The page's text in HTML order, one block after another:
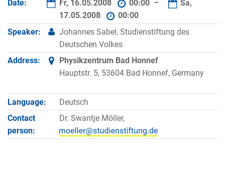
Date: Fr, 16.05.2008 00:00 –
Sa,
17.05.2008
00:00
Speaker:
Johannes Sabel, Studienstiftung des
Deutschen Volkes
Address:
Physikzentrum Bad Honnef
Hauptstr. 5, 53604 Bad Honnef, Germany
Language:
Deutsch
Contact
person:
Dr. Swantje Möller,